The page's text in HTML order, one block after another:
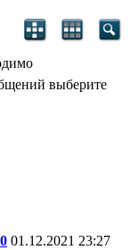
выберите
01.12.2021 23:27